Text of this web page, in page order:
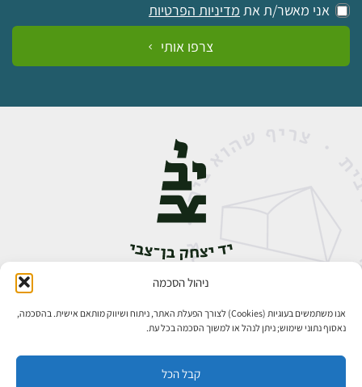
ניהול הסכמה
אנו משתמשים בעוגיות (Cookies) לצורך הפעלת האתר, ניתוח ושיווק מותאם אישית. בהסכמה,
נאסוף נתוני שימוש; ניתן לנהל או למשוך הסכמה בכל עת.
קבל הכל
אני מאשר/ת את מדיניות הפרטיות
צרפו אותי
אבן גבירול 14, רחביה, ירושלים